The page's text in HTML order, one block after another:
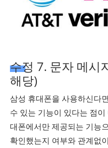
수정 7. 문자 메시
해당)
삼성 휴대폰을 사용하신다
수 있는 기능이 있다는 점
대폰에서만 제공되는 기능
확인했는지 여부와 관계없